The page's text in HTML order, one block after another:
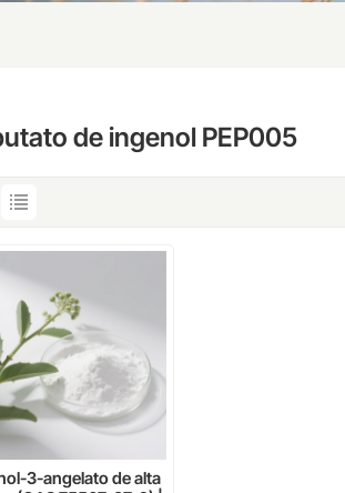
de ingenol PEP005
3-angelato de alta